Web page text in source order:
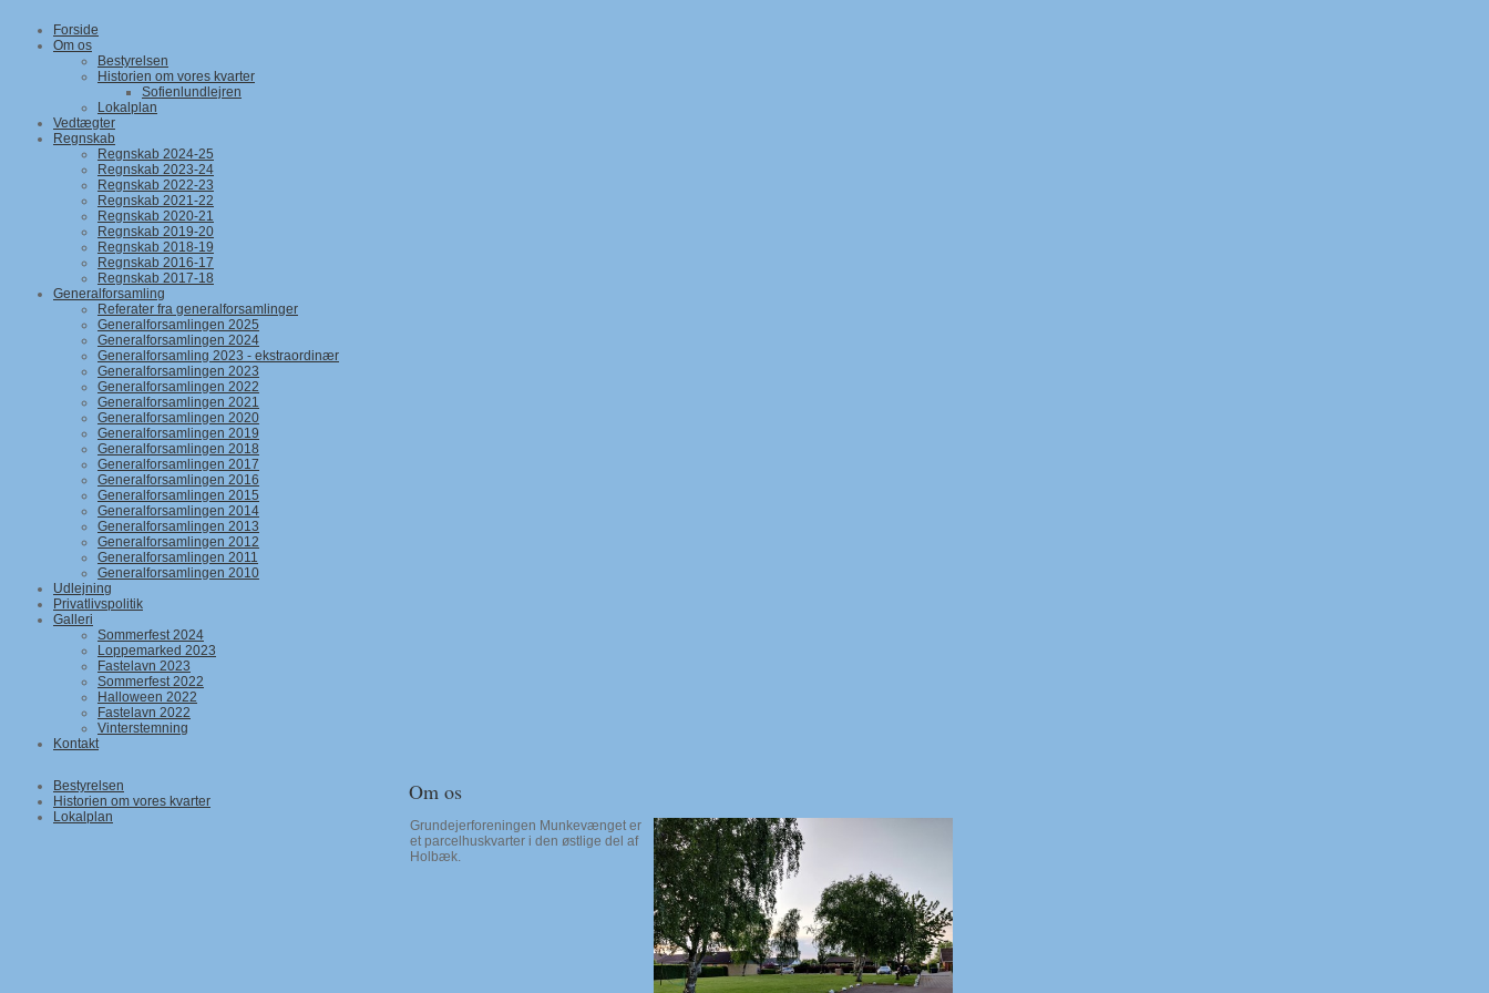
Forside
Om os
Bestyrelsen
Historien om vores kvarter
Sofienlundlejren
Lokalplan
Vedtægter
Regnskab
Regnskab 2024-25
Regnskab 2023-24
Regnskab 2022-23
Regnskab 2021-22
Regnskab 2020-21
Regnskab 2019-20
Regnskab 2018-19
Regnskab 2016-17
Regnskab 2017-18
Generalforsamling
Referater fra generalforsamlinger
Generalforsamlingen 2025
Generalforsamlingen 2024
Generalforsamling 2023 - ekstraordinær
Generalforsamlingen 2023
Generalforsamlingen 2022
Generalforsamlingen 2021
Generalforsamlingen 2020
Generalforsamlingen 2019
Generalforsamlingen 2018
Generalforsamlingen 2017
Generalforsamlingen 2016
Generalforsamlingen 2015
Generalforsamlingen 2014
Generalforsamlingen 2013
Generalforsamlingen 2012
Generalforsamlingen 2011
Generalforsamlingen 2010
Udlejning
Privatlivspolitik
Galleri
Sommerfest 2024
Loppemarked 2023
Fastelavn 2023
Sommerfest 2022
Halloween 2022
Fastelavn 2022
Vinterstemning
Kontakt
Bestyrelsen
Historien om vores kvarter
Lokalplan
Om os
Grundejerforeningen Munkevænget er
et parcelhuskvarter i den østlige del af
Holbæk.